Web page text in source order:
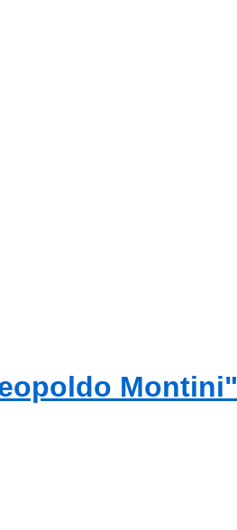
Montini"